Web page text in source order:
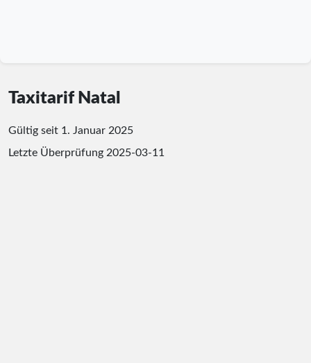
Taxitarif Natal
Gültig seit 1. Januar 2025
Letzte Überprüfung 2025-03-11